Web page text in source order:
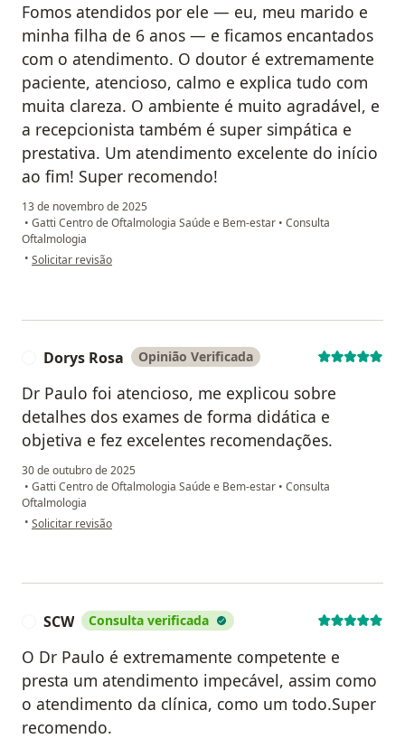
Fomos atendidos por ele — eu, meu marido e
minha filha de 6 anos — e ficamos encantados
com o atendimento. O doutor é extremamente
paciente, atencioso, calmo e explica tudo com
muita clareza. O ambiente é muito agradável, e
a recepcionista também é super simpática e
prestativa. Um atendimento excelente do início
ao fim! Super recomendo!
13 de novembro de 2025
• Gatti Centro de Oftalmologia Saúde e Bem-estar • Consulta
Oftalmologia
• na opinião do utilizador Milene Ferreira
Solicitar revisão
Dorys Rosa Opinião Verificada
Dr Paulo foi atencioso, me explicou sobre
detalhes dos exames de forma didática e
objetiva e fez excelentes recomendações.
30 de outubro de 2025
• Gatti Centro de Oftalmologia Saúde e Bem-estar • Consulta
Oftalmologia
• na opinião do utilizador Dorys Rosa
Solicitar revisão
SCW Consulta verificada
O Dr Paulo é extremamente competente e
presta um atendimento impecável, assim como
o atendimento da clínica, como um todo.Super
recomendo.